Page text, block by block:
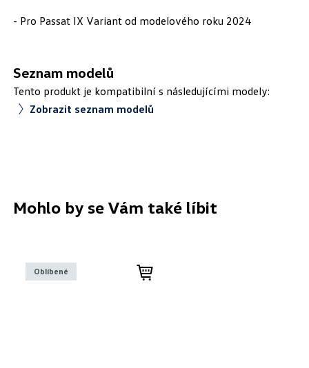
- Pro Passat IX Variant od modelového roku 2024
Seznam modelů
Tento produkt je kompatibilní s následujícími modely:
Zobrazit seznam modelů
Mohlo by se Vám také líbit
Oblíbené